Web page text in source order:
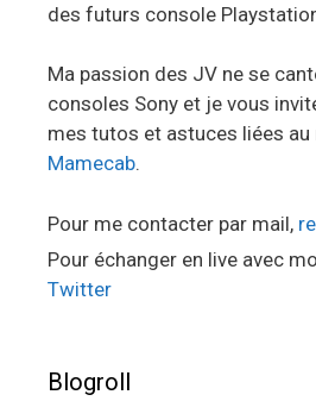
des futurs console
Ma passion des JV ne se
consoles Sony et je vous
mes tutos et astuces liées
Mamecab.
Pour me contacter par mail,
Pour échanger en live avec
Twitter
Blogroll